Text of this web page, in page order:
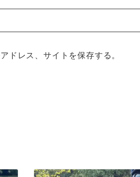
ドレス、サイトを保存する。